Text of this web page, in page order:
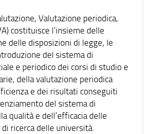
Valutazione periodica,
costituisce l’insieme delle
delle disposizioni di legge, le
del sistema di
e periodico dei corsi di studio e
della valutazione periodica
e dei risultati conseguiti
del sistema di
qualità e dell’efficacia delle
ricerca delle università.